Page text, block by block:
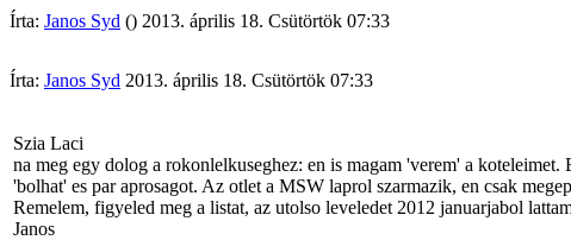
Írta: Janos Syd () 2013. április 18. Csütörtök 07:33
Írta: Janos Syd 2013. április 18. Csütörtök 07:33
Szia Laci
na meg egy dolog a rokonlelkuseghez: en is magam 'verem' a
'bolhat' es par aprosagot. Az otlet a MSW laprol szarmazik, en csak
Remelem, figyeled meg a listat, az utolso leveledet 2012 januarjabol
Janos